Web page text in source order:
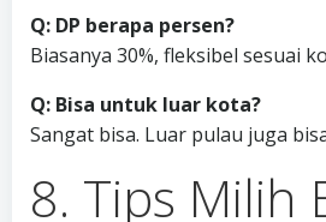
Q: DP berapa persen?
Biasanya 30%, fleksibel sesuai
Q: Bisa untuk luar kota?
Sangat bisa. Luar pulau juga
8. Tips Milih